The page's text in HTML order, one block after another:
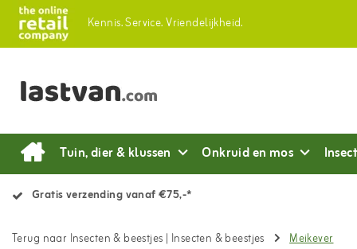
Kennis.Service.Vriendelijkheid.
Tuin, dier & klussen Onkruid en mos
Gratis verzending vanaf €75,-*
Terug naar Insecten & beestjes | Insecten & beestjes Meikever